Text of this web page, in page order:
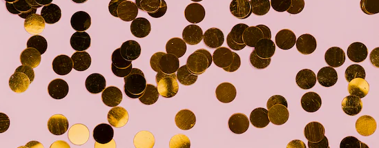
Креативная платформа для создания
ваших лучших работ. Более 1 миллиона
подписчиков среди креаторов,
предприятий, агентств и студий.
Pусский
Spaces
ИИ-помощник
Генератор
изображений ИИ
Генератор видео
Генератор голоса
на основе ИИ
Academy
Пакету ИИ
Служба
поддержки
Условия и
положения
Политика